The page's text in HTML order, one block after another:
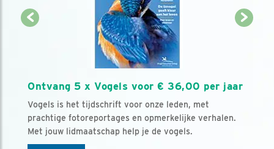
Ontvang 5 x Vogels voor € 36,00 per jaar
Vogels is het tijdschrift voor onze leden, met
prachtige fotoreportages en opmerkelijke verhalen.
Met jouw lidmaatschap help je de vogels.